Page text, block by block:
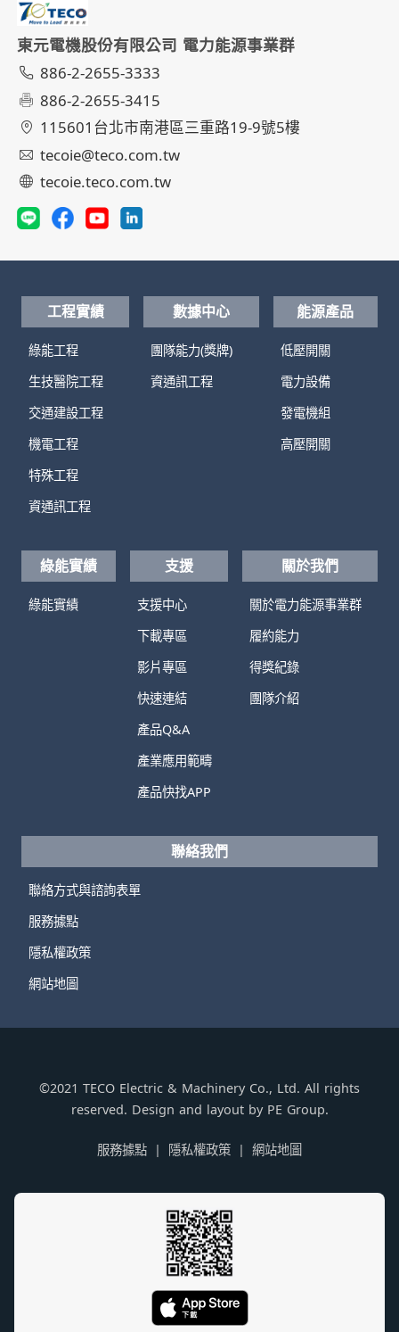
東元電機股份有限公司 電力能源事業群
886-2-2655-3333
886-2-2655-3415
115601台北市南港區三重路19-9號5樓
tecoie@teco.com.tw
tecoie.teco.com.tw
工程實績
綠能工程
生技醫院工程
交通建設工程
機電工程
特殊工程
資通訊工程
數據中心
團隊能力(獎牌)
資通訊工程
能源產品
低壓開關
電力設備
發電機組
高壓開關
綠能實績
綠能實績
支援
支援中心
下載專區
影片專區
快速連結
產品Q&A
產業應用範疇
產品快找APP
關於我們
關於電力能源事業群
履約能力
得獎紀錄
團隊介紹
聯絡我們
聯絡方式與諮詢表單
服務據點
隱私權政策
網站地圖
©2021 TECO Electric & Machinery Co., Ltd. All rights
reserved. Design and layout by PE Group.
服務據點 隱私權政策 網站地圖